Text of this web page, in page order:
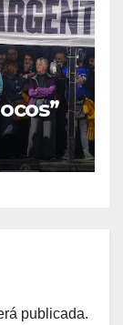
publicada.